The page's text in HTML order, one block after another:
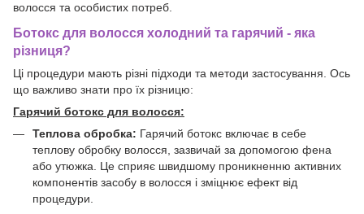
волосся та особистих потреб.
Ботокс для волосся холодний та гарячий - яка
різниця?
Ці процедури мають різні підходи та методи застосування. Ось
що важливо знати про їх різницю:
Гарячий ботокс для волосся:
Теплова обробка: Гарячий ботокс включає в себе
теплову обробку волосся, зазвичай за допомогою фена
або утюжка. Це сприяє швидшому проникненню активних
компонентів засобу в волосся і зміцнює ефект від
процедури.